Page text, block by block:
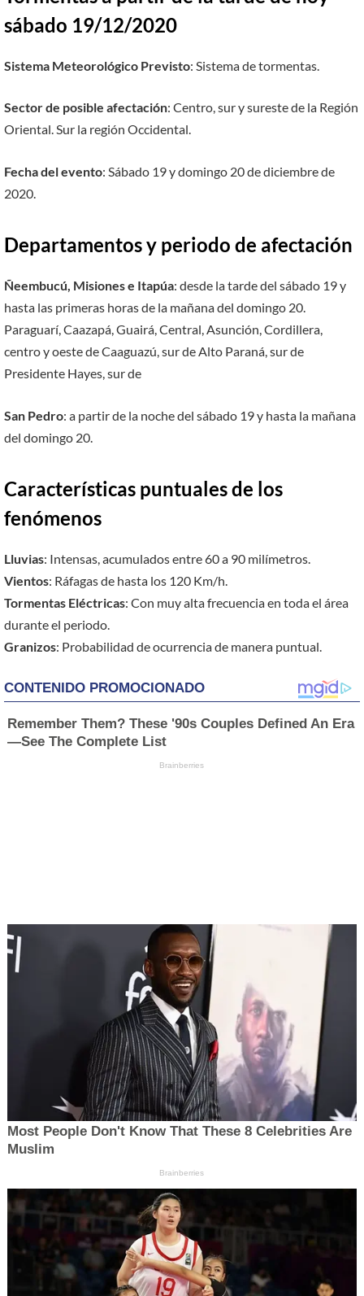
sábado 19/12/2020
Sistema Meteorológico Previsto: Sistema de tormentas.
Sector de posible afectación: Centro, sur y sureste de la Región
Oriental. Sur la región Occidental.
Fecha del evento: Sábado 19 y domingo 20 de diciembre de
2020.
Departamentos y periodo de afectación
Ñeembucú, Misiones e Itapúa: desde la tarde del sábado 19 y
hasta las primeras horas de la mañana del domingo 20.
Paraguarí, Caazapá, Guairá, Central, Asunción, Cordillera,
centro y oeste de Caaguazú, sur de Alto Paraná, sur de
Presidente Hayes, sur de
San Pedro: a partir de la noche del sábado 19 y hasta la mañana
del domingo 20.
Características puntuales de los
fenómenos
Lluvias: Intensas, acumulados entre 60 a 90 milímetros.
Vientos: Ráfagas de hasta los 120 Km/h.
Tormentas Eléctricas: Con muy alta frecuencia en toda el área
durante el periodo.
Granizos: Probabilidad de ocurrencia de manera puntual.